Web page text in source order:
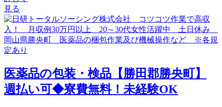
見る
医薬品の包装・検品【勝田郡勝央町】
週払い可◆寮費無料！未経験OK